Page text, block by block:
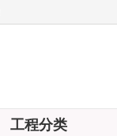
工程分类